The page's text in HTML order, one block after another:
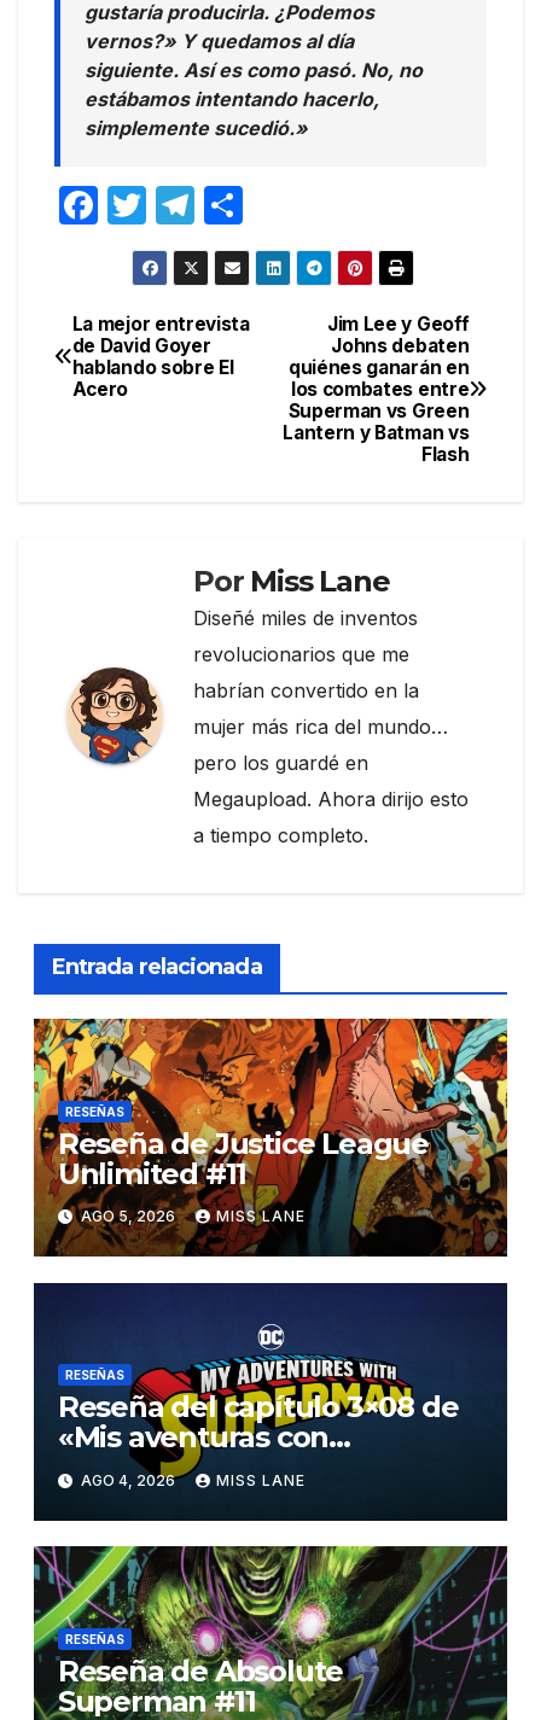
gustaría producirla. ¿Podemos
vernos?» Y quedamos al día
siguiente. Así es como pasó. No, no
estábamos intentando hacerlo,
simplemente sucedió.»
F
e
b
o
T
w
itt
er
T
el
e
gr
a
o
m
p
Navegación
de
Jim Lee y Geoff
Johns debaten
quiénes ganarán en
los combates entre
Superman vs Green
Lantern y Batman vs
Flash
La mejor entrevista
de David Goyer
hablando sobre El
Acero
Por Miss Lane
Diseñé miles de inventos
revolucionarios que me
habrían convertido en la
mujer más rica del mundo…
pero los guardé en
Megaupload. Ahora dirijo esto
a tiempo completo.
Entrada relacionada
RESEÑAS
Reseña de Justice League
Unlimited #11
AGO 5, 2026 MISS LANE
RESEÑAS
Reseña del capítulo 3×08 de
«Mis aventuras con
Superman»
AGO 4, 2026 MISS LANE
RESEÑAS
Reseña de Absolute
Superman #11